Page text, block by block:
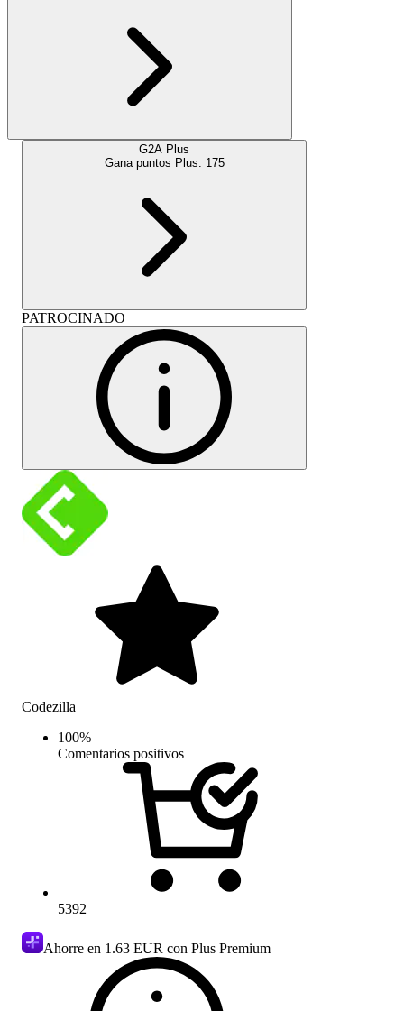
G2A Plus
Gana puntos Plus: 175
PATROCINADO
Codezilla
100%
Comentarios positivos
5392
Ahorre en 1.63 EUR con Plus Premium